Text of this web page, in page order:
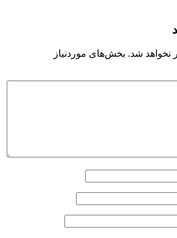
نخواهد شد. بخش‌های موردنیاز